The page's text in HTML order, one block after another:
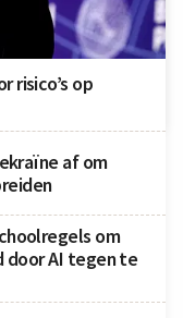
risico’s op
af om
om
door AI tegen te